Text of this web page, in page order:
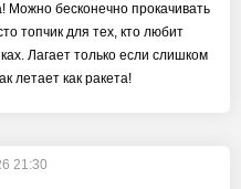
Можно бесконечно прокачивать
топчик для тех, кто любит
Лагает только если слишком
летает как ракета!
21:30